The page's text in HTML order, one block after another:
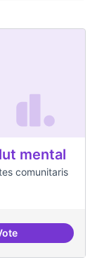
mental
comunitaris
Projecte